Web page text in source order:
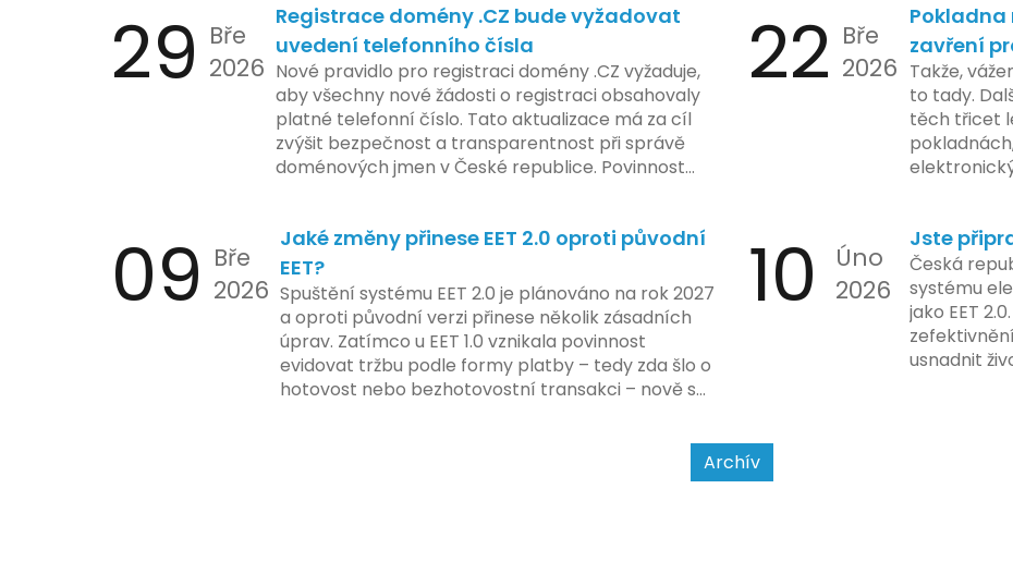
časové ose zavedení této technologie.
umožní
rámci
na první
na školení
materiálů
firmy. V
konečná
2024
do praxe,
nového
29 Bře
2026
Registrace domény .CZ bude vyžadovat
uvedení telefonního čísla
Nové pravidlo pro registraci domény .CZ vyžaduje,
aby všechny nové žádosti o registraci obsahovaly
platné telefonní číslo. Tato aktualizace má za cíl
zvýšit bezpečnost a transparentnost při správě
doménových jmen v České republice. Povinnost
stávající majitele domén při aktualizaci jejich údajů.
22 Bře
2026
Pokladna
zavření
Takže,
to tady.
těch třicet
legislativa
pokladna
problémy.
09 Bře
2026
Jaké změny přinese EET 2.0 oproti původní
EET?
Spuštění systému EET 2.0 je plánováno na rok 2027
a oproti původní verzi přinese několik zásadních
úprav. Zatímco u EET 1.0 vznikala povinnost
evidovat tržbu podle formy platby – tedy zda šlo o
hotovost nebo bezhotovostní transakci – nově se
10
Úno
2026
Jste
Česká
systému
jako EET
usnadnit
Archív